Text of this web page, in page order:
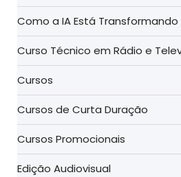
Como a IA Está
Curso Técnico em Rádio e
Cursos
Cursos de Curta Duração
Cursos Promocionais
Edição Audiovisual